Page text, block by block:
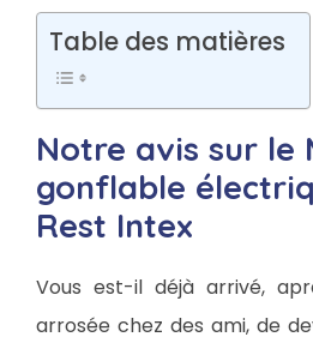
Table des matières
Notre avis sur le
gonflable
Rest Intex
Vous est-il déjà arrivé,
arrosée chez des ami, de